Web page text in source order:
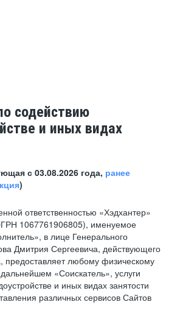
содействию
и иных видах
с 03.08.2026 года, ранее
)
ответственностью «Хэдхантер»
1067761906805), именуемое
в лице Генерального
Дмитрия Сергеевича, действующего
предоставляет любому физическому
«Соискатель», услуги
и иных видах занятости
различных сервисов Сайтов